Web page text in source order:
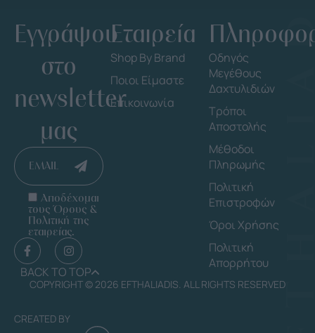
Εγγράψου
στο
newsletter
μας
EMAIL
Αποδέχομαι
τους Όρους &
Πολιτική της
εταιρείας.
BACK TO TOP
Εταιρεία
Shop By Brand
Ποιοι Είμαστε
Επικοινωνία
Οδηγός
Μεγέθους
Δαχτυλιδιών
Τρόποι
Αποστολής
Μέθοδοι
Πληρωμής
Πολιτική
Επιστροφών
Όροι Χρήσης
Πολιτική
Απορρήτου
COPYRIGHT © 2026 EFTHALIADIS. ALL RIGHTS RESERVED
CREATED BY